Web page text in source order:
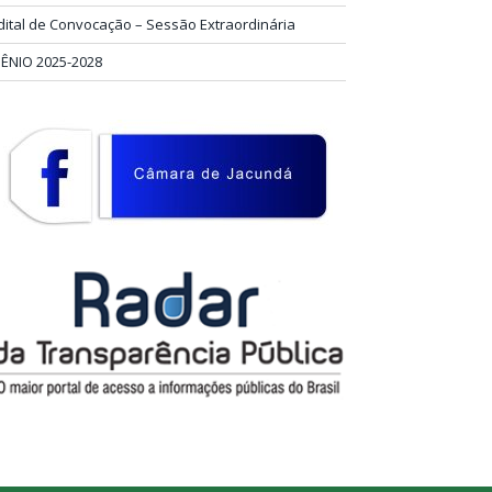
de Convocação – Sessão Extraordinária
2025-2028